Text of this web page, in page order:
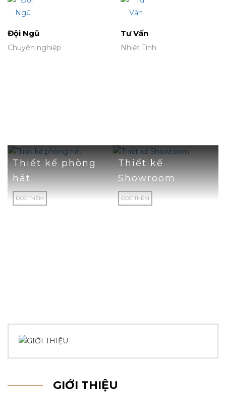
Đội Ngũ
Chuyên nghiệp
Tư Vấn
Nhiệt Tình
Thiết kế phòng
hát
ĐỌC THÊM
Thiết kế
Showroom
ĐỌC THÊM
GIỚI THIỆU